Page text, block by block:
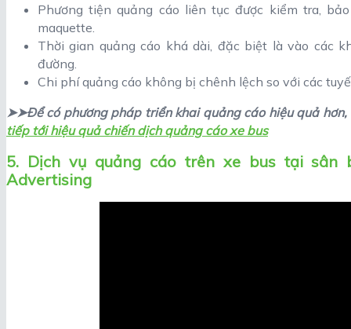
Phương tiện quảng cáo liên tục được kiểm tra,
maquette.
Thời gian quảng cáo khá dài, đặc biệt là vào các
đường.
Chi phí quảng cáo không bị chênh lệch so với các
➤➤Để có phương pháp triển khai quảng cáo hiệu quả
tiếp tới hiệu quả chiến dịch quảng cáo xe bus
5. Dịch vụ quảng cáo trên xe bus tại sân
Advertising